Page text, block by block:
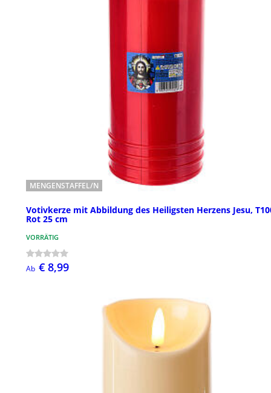
MENGENSTAFFEL/N
Votivkerze mit Abbildung des Heiligsten Herzens Jesu,
Rot 25 cm
VORRÄTIG
Ab € 8,99